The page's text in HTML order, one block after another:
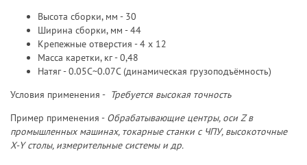
Высота сборки, мм - 30
Ширина сборки, мм - 44
Крепежные отверстия - 4 х 12
Масса каретки, кг - 0,48
Натяг - 0.05C~0.07C (динамическая грузоподъёмность)
Условия применения - Требуется высокая точность
Пример применения - Обрабатывающие центры, оси Z в
промышленных машинах, токарные станки с ЧПУ, высокоточные
X-Y столы, измерительные системы и др.